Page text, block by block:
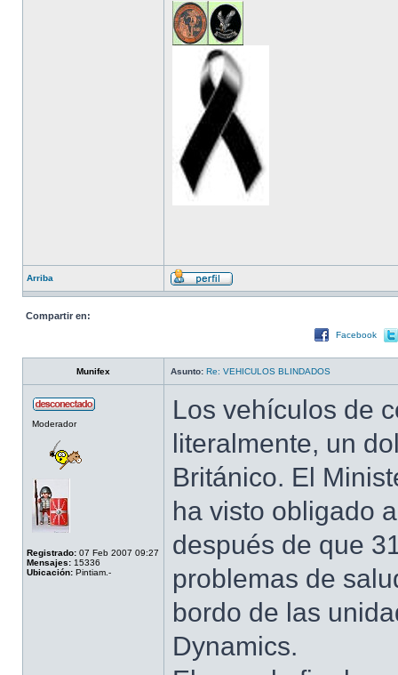
Arriba
Compartir en:
Facebook
Munifex Asunto: Re: VEHICULOS BLINDADOS
Moderador
Registrado: 07 Feb 2007 09:27
Mensajes: 15336
Ubicación: Pintiam.-
Los vehículos de
literalmente, un
Británico. El
ha visto obligado
después de que
problemas de
bordo de las
Dynamics.